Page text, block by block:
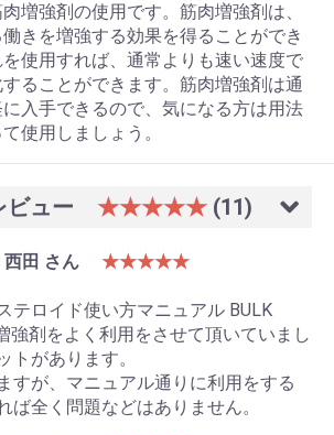
増強剤の使用です。筋肉増強剤は、
きを増強する効果を得ることができ
使用すれば、通常よりも速い速度で
ることができます。筋肉増強剤は通
入手できるので、気になる方は用法
使用しましょう。
ビュー ★★★★★ (11)
西田 さん
★★★★★
テロイド使い方マニュアル BULK
剤をよく利用をさせて頂いていまし
トがあります。
すが、マニュアル通りに利用をする
ば全く問題などはありません。